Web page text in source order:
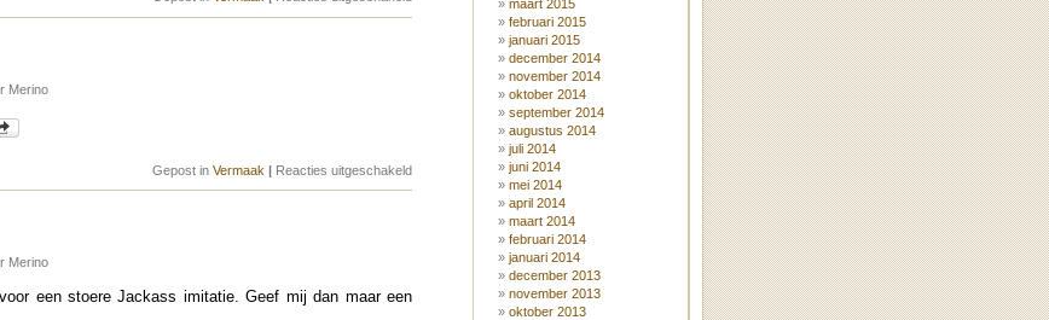
Merino
Gepost in Vermaak | Reacties uitgeschakeldvoor
Merino
een stoere Jackass imitatie. Geef mij dan maar een
maart 2015
februari 2015
januari 2015
december 2014
november 2014
oktober 2014
september 2014
augustus 2014
juli 2014
juni 2014
mei 2014
april 2014
maart 2014
februari 2014
januari 2014
december 2013
november 2013
oktober 2013